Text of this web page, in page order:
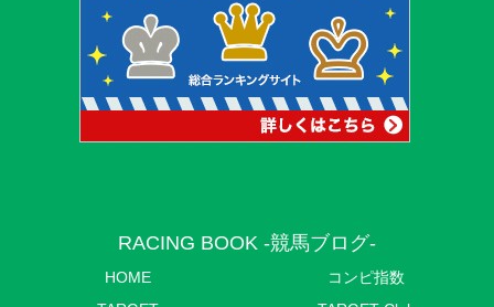
RACING BOOK -競馬ブログ-
HOME
コンピ指数